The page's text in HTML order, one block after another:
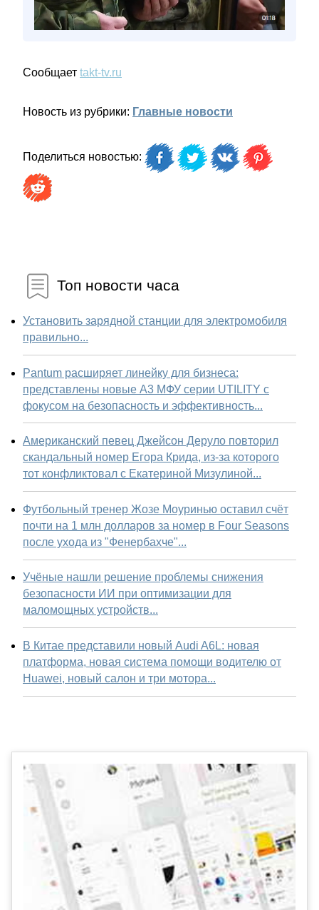
Сообщает takt-tv.ru
Новость из рубрики: Главные новости
Поделиться новостью:
Топ новости часа
Установить зарядной станции для электромобиля
правильно...
Pantum расширяет линейку для бизнеса:
представлены новые А3 МФУ серии UTILITY с
фокусом на безопасность и эффективность...
Американский певец Джейсон Деруло повторил
скандальный номер Егора Крида, из-за которого
тот конфликтовал с Екатериной Мизулиной...
Футбольный тренер Жозе Моуринью оставил счёт
почти на 1 млн долларов за номер в Four Seasons
после ухода из "Фенербахче"...
Учёные нашли решение проблемы снижения
безопасности ИИ при оптимизации для
маломощных устройств...
В Китае представили новый Audi A6L: новая
платформа, новая система помощи водителю от
Huawei, новый салон и три мотора...